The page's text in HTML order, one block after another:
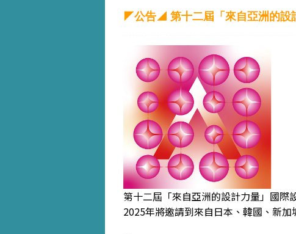
◤公告◢ 第十二屆「來自亞洲的設
第十二屆「來自亞洲的設計力量」國際
2025年將邀請到來自日本、韓國、新